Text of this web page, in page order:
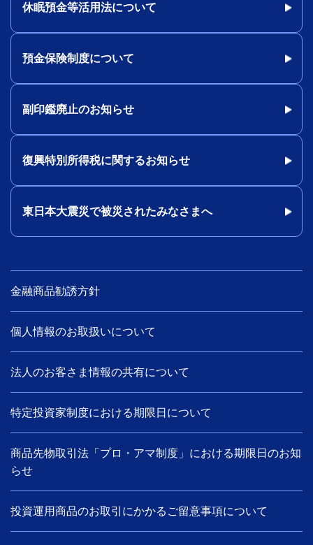
休眠預金等活用法について
預金保険制度について
副印鑑廃止のお知らせ
復興特別所得税に関するお知らせ
東日本大震災で被災されたみなさまへ
金融商品勧誘方針
個人情報のお取扱いについて
法人のお客さま情報の共有について
特定投資家制度における期限日について
商品先物取引法「プロ・アマ制度」における期限日のお知
らせ
投資運用商品のお取引にかかるご留意事項について